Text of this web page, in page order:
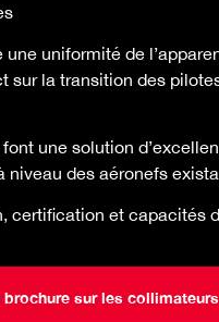
une uniformité de
sur la transition des
font une solution
niveau des aéronefs
certification et capacités
sur les